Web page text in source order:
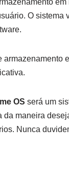
em
O sistema
armazenamento
OS será um
da maneira
Nunca